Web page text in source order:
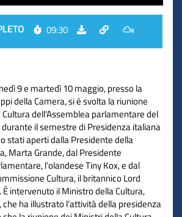
09:30
9 e martedì 10 maggio, presso la
della Camera, si è svolta la riunione
dell'Assemblea parlamentare del
durante il semestre di Presidenza italiana
stati aperti dalla Presidente della
Marta Grande, dal Presidente
l’olandese Tiny Kox, e dal
Cultura, il britannico Lord
intervenuto il Ministro della Cultura,
ha illustrato l’attività della presidenza